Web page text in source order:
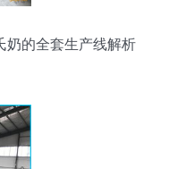
奶的全套生产线解析